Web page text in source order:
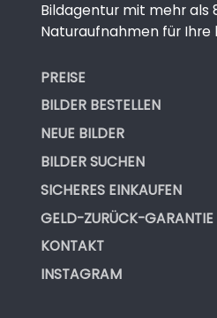
Bildagentur mit mehr als
Naturaufnahmen für Ihre
PREISE
BILDER BESTELLEN
NEUE BILDER
BILDER SUCHEN
SICHERES EINKAUFEN
GELD-ZURÜCK-GARANTIE
KONTAKT
INSTAGRAM